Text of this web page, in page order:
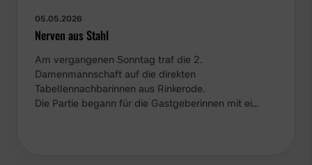
05.05.2026
Nerven aus Stahl
Am vergangenen Sonntag traf die 2.
Damenmannschaft auf die direkten
Tabellennachbarinnen aus Rinkerode.
Die Partie begann für die Gastgeberinnen mit ei…